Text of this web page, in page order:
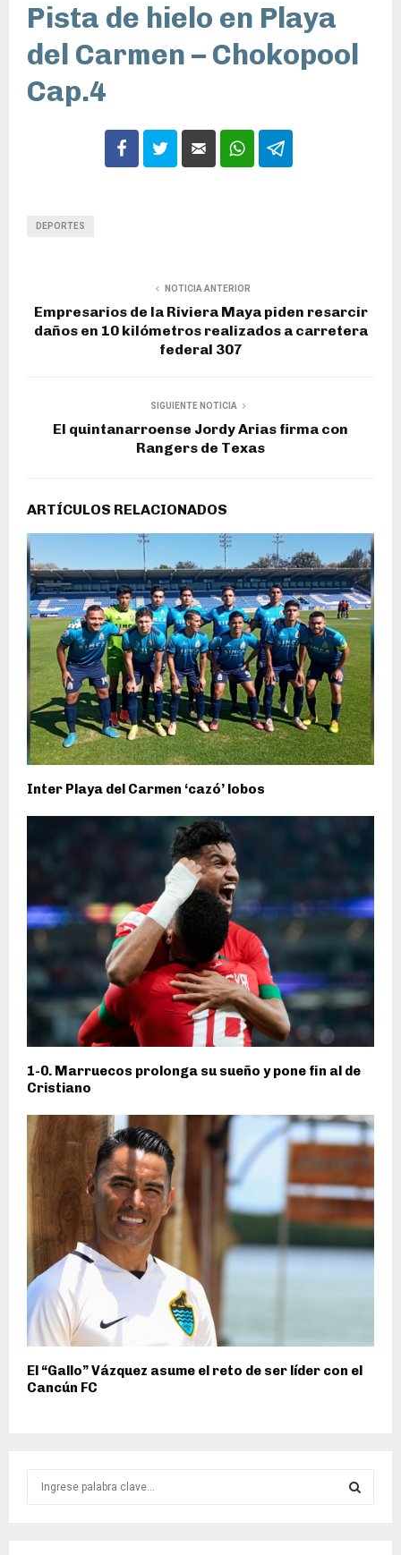
Pista de hielo en Playa
del Carmen – Chokopool
Cap.4
DEPORTES
NOTICIA ANTERIOR
Empresarios de la Riviera Maya piden resarcir
daños en 10 kilómetros realizados a carretera
federal 307
SIGUIENTE NOTICIA
El quintanarroense Jordy Arias firma con
Rangers de Texas
ARTÍCULOS RELACIONADOS
Inter Playa del Carmen ‘cazó’ lobos
1-0. Marruecos prolonga su sueño y pone fin al de
Cristiano
El “Gallo” Vázquez asume el reto de ser líder con el
Cancún FC